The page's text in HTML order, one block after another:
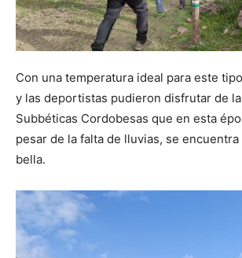
Con una temperatura ideal para este
y las deportistas pudieron disfrutar de
Subbéticas Cordobesas que en esta
pesar de la falta de lluvias, se
bella.